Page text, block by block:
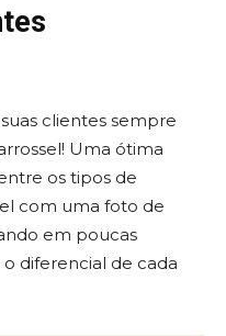
clientes sempre
Uma ótima
os tipos de
com uma foto de
em poucas
o diferencial de cada